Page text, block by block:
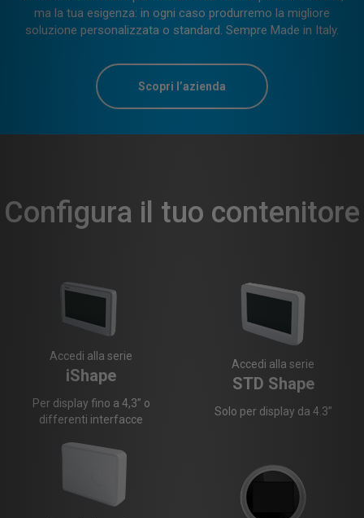
nei settori dell'automazione industriale e domotica, del
controllo remoto, dell’illuminazione e molti altri.
Scopri i prodotti
Configura il tuo contenitore
Accedi alla serie
iShape
Per display fino a 4,3” o
differenti interfacce
Accedi alla serie
STD Shape
Solo per display da 4.3”